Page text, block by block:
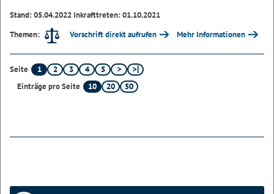
Stand: 05.04.2022 Inkrafttreten: 01.10.2021
Themen:
Vorschrift direkt aufrufen Mehr Informationen
Seite 1 2 3 4
5
Einträge pro Seite
10 20 50